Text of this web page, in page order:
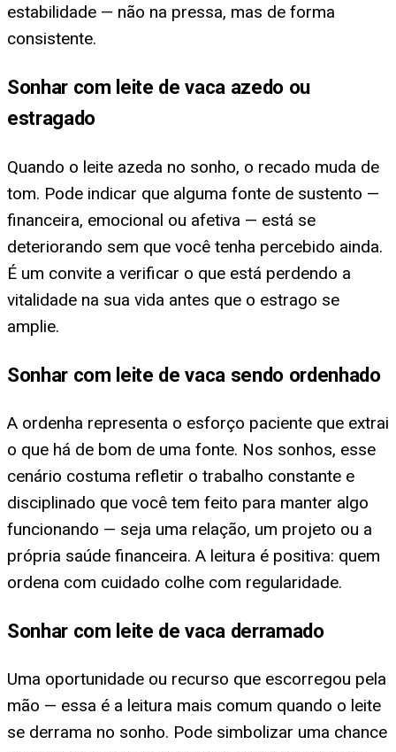
estabilidade — não na pressa, mas de forma
consistente.
Sonhar com leite de vaca azedo ou
estragado
Quando o leite azeda no sonho, o recado muda de
tom. Pode indicar que alguma fonte de sustento —
financeira, emocional ou afetiva — está se
deteriorando sem que você tenha percebido ainda.
É um convite a verificar o que está perdendo a
vitalidade na sua vida antes que o estrago se
amplie.
Sonhar com leite de vaca sendo ordenhado
A ordenha representa o esforço paciente que extrai
o que há de bom de uma fonte. Nos sonhos, esse
cenário costuma refletir o trabalho constante e
disciplinado que você tem feito para manter algo
funcionando — seja uma relação, um projeto ou a
própria saúde financeira. A leitura é positiva: quem
ordena com cuidado colhe com regularidade.
Sonhar com leite de vaca derramado
Uma oportunidade ou recurso que escorregou pela
mão — essa é a leitura mais comum quando o leite
se derrama no sonho. Pode simbolizar uma chance